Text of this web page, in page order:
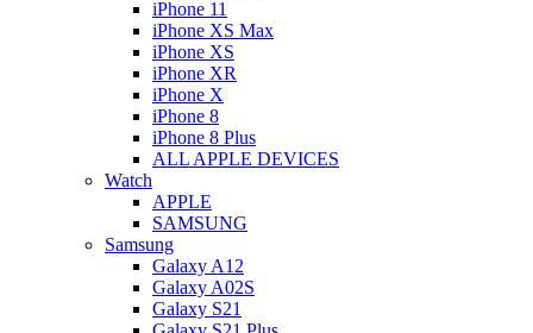
iPhone 11
iPhone XS Max
iPhone XS
iPhone XR
iPhone X
iPhone 8
iPhone 8 Plus
ALL APPLE DEVICES
Watch
APPLE
SAMSUNG
Samsung
Galaxy A12
Galaxy A02S
Galaxy S21